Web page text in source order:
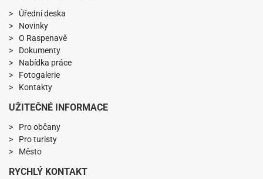
Úřední deska
Novinky
O Raspenavě
Dokumenty
Nabídka práce
Fotogalerie
Kontakty
UŽITEČNÉ INFORMACE
Pro občany
Pro turisty
Město
RYCHLÝ KONTAKT